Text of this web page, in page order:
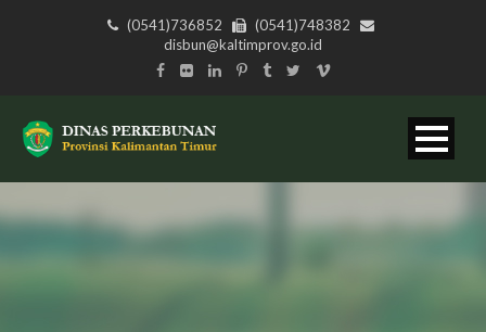
(0541)736852
(0541)748382
disbun@kaltimprov.go.id